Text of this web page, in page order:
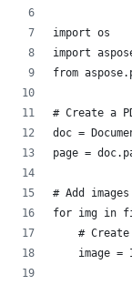
import os
import
from
# Create a
doc =
page =
# Add
for img in
#
image =